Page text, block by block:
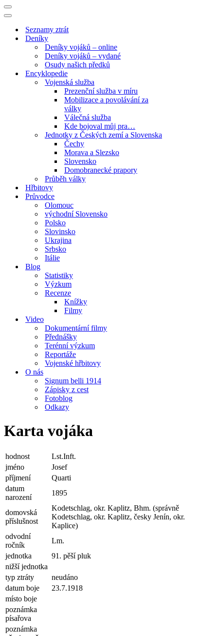
Navigační
menu
Navigační
Seznamy ztrát
Deníky
Deníky vojáků – online
Deníky vojáků – vydané
Osudy našich předků
Encyklopedie
Vojenská služba
Prezenční služba v míru
Mobilizace a povolávání za
války
Válečná služba
Kde bojoval můj pra…
Jednotky z Českých zemí a Slovenska
Čechy
Morava a Slezsko
Slovensko
Domobranecké prapory
Průběh války
Hřbitovy
Průvodce
Olomouc
východní Slovensko
Polsko
Slovinsko
Ukrajina
Srbsko
Itálie
Blog
Statistiky
Výzkum
Recenze
Knížky
Filmy
Video
Dokumentární filmy
Přednášky
Terénní výzkum
Reportáže
Vojenské hřbitovy
O nás
Signum belli 1914
Zápisky z cest
Fotoblog
Odkazy
Karta vojáka
hodnost
Lst.Inft.
jméno
Josef
příjmení
Quarti
datum
narození
1895
domovská
příslušnost
Kodetschlag, okr. Kaplitz, Bhm. (správně
Kodetschlag, okr. Kaplitz, česky Jenín, okr.
Kaplice)
odvodní
ročník
Lm.
jednotka
91. pěší pluk
nižší jednotka
typ ztráty
neudáno
datum boje
23.7.1918
místo boje
poznámka
písařova
poznámka